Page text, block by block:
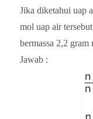
Jika diketahui uap
mol uap air
bermassa 2,2
Jawab :